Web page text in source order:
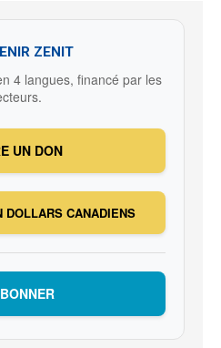
ZENIT
4 langues, financé par les
UN DON
DOLLARS CANADIENS